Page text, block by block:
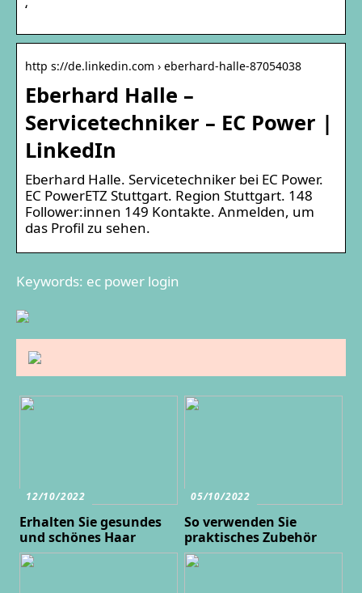
‘
http s://de.linkedin.com › eberhard-halle-87054038
Eberhard Halle –
Servicetechniker – EC Power |
LinkedIn
Eberhard Halle. Servicetechniker bei EC Power.
EC PowerETZ Stuttgart. Region Stuttgart. 148
Follower:innen 149 Kontakte. Anmelden, um
das Profil zu sehen.
Keywords: ec power login
12/10/2022
Erhalten Sie gesundes
und schönes Haar
05/10/2022
So verwenden Sie
praktisches Zubehör